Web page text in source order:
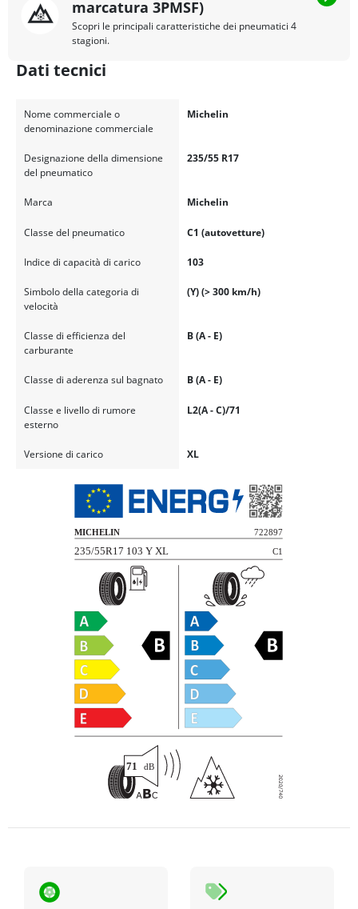
marcatura 3PMSF)
Scopri le principali caratteristiche dei pneumatici 4
stagioni.
Dati tecnici
Nome commerciale o
denominazione commerciale
Michelin
Designazione della dimensione
del pneumatico
235/55 R17
Marca Michelin
Classe del pneumatico C1 (autovetture)
Indice di capacità di carico 103
Simbolo della categoria di
velocità
(Y) (> 300 km/h)
Classe di efficienza del
carburante
B (A - E)
Classe di aderenza sul bagnato B (A - E)
Classe e livello di rumore
esterno
L2(A - C)/71
Versione di carico XL